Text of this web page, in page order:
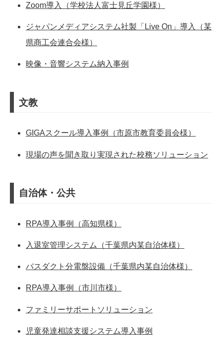
Zoom導入（学校法人富士見丘学園様）
ジャパンメディアシステム社製「Live On」導入（某
県商工会連合会様）
映像・音響システム納入事例
文教
GIGAスクール導入事例（市原市教育委員会様）
現場の声を聞き取り実現された校務ソリューション
自治体・公共
RPA導入事例（高知県様）
入退室管理システム（千葉県内某自治体様）
バスダクト分電盤設備（千葉県内某自治体様）
RPA導入事例（市川市様）
ファミリーサポートソリューション
児童発達相談支援システム導入事例